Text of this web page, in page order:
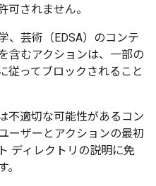
可されません。
、芸術（EDSA）のコンテ
含むアクションは、一部の
従ってブロックされること
不適切な可能性があるコン
ーザーとアクションの最初
ディレクトリの説明に免